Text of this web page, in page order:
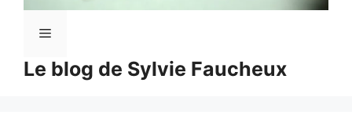
Le blog de Sylvie Faucheux
Menu